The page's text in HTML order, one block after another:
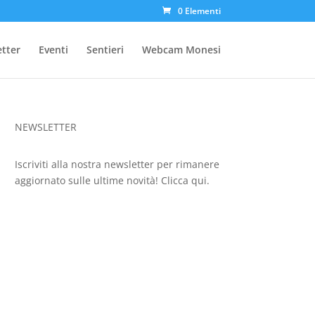
0 Elementi
Eventi Sentieri Webcam Monesi
NEWSLETTER
Iscriviti alla nostra newsletter per rimanere
aggiornato sulle ultime novità! Clicca qui.